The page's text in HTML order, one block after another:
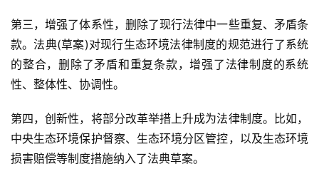
第三，增强了体系性，删除了现行法律中一些重复、矛盾条
款。法典(草案)对现行生态环境法律制度的规范进行了系统
的整合，删除了矛盾和重复条款，增强了法律制度的系统
性、整体性、协调性。
第四，创新性，将部分改革举措上升成为法律制度。比如，
中央生态环境保护督察、生态环境分区管控，以及生态环境
损害赔偿等制度措施纳入了法典草案。